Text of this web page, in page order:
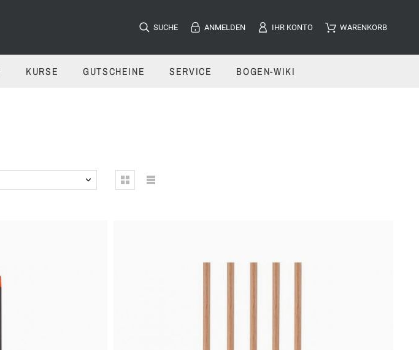
ANMELDEN IHR KONTO WARENKORB
SUCHE
KURSE GUTSCHEINE SERVICE BOGEN-WIKI